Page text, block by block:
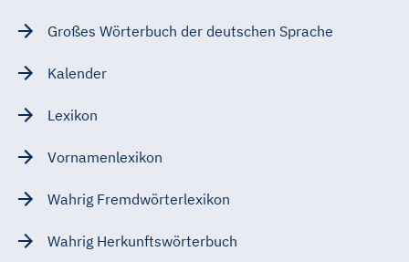
Großes Wörterbuch der deutschen Sprache
Kalender
Lexikon
Vornamenlexikon
Wahrig Fremdwörterlexikon
Wahrig Herkunftswörterbuch